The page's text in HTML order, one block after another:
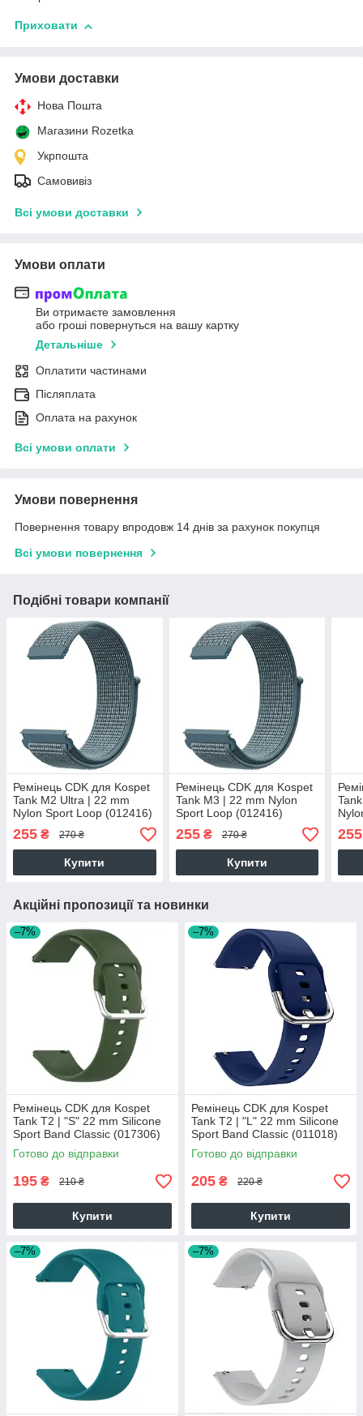
Приховати
Умови доставки
Нова Пошта
Магазини Rozetka
Укрпошта
Самовивіз
Всі умови доставки
Умови оплати
Ви отримаєте замовлення
або гроші повернуться на вашу картку
Детальніше
Оплатити частинами
Післяплата
Оплата на рахунок
Всі умови оплати
Умови повернення
Повернення товару впродовж 14 днів за рахунок покупця
Всі умови повернення
Подібні товари компанії
Ремінець CDK для Kospet
Tank M2 Ultra | 22 mm
Nylon Sport Loop (012416)
(celestial teal)
255 ₴ 270 ₴
Купити
Ремінець CDK для Kospet
Tank M3 | 22 mm Nylon
Sport Loop (012416)
(celestial teal)
255₴ 270 ₴
Купити
255
Акційні пропозиції та новинки
–7%
Ремінець CDK для Kospet
Tank T2 | "S" 22 mm Silicone
Sport Band Classic (017306)
(virid)
Готово до відправки
195 ₴ 210 ₴
Купити
–7%
Ремінець CDK для Kospet
Tank T2 | "L" 22 mm Silicone
Sport Band Classic (011018)
(dark blue)
Готово до відправки
205 ₴ 220 ₴
Купити
–7% –7%